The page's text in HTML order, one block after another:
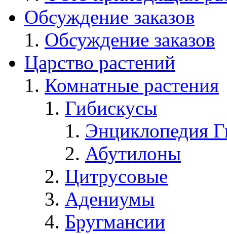
Обсуждение заказов
Обсуждение заказов
Царство растений
Комнатные растения
Гибискусы
Энциклопедия
Абутилоны
Цитрусовые
Адениумы
Бругмансии